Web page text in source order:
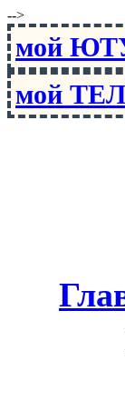
-->
мой
мой